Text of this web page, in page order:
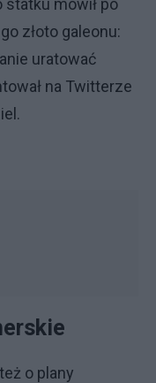
statku mówił po
złoto galeonu:
uratować
na Twitterze
o plany